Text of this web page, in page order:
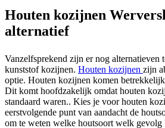
Houten kozijnen
alternatief
Vanzelfsprekend zijn er nog alternatieven
kunststof kozijnen. Houten kozijnen zijn
optie. Houten kozijnen komen
Dit komt hoofdzakelijk omdat houten
standaard waren.. Kies je voor houten
eerstvolgende punt van aandacht de
om te weten welke houtsoort welk gevolg